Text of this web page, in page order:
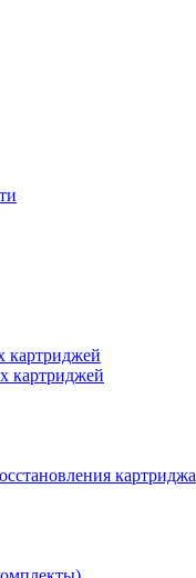
картриджей
картриджей
картриджа